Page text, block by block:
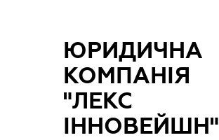
ЮРИДИЧНА
КОМПАНІЯ
"ЛЕКС
ІННОВЕЙШН"